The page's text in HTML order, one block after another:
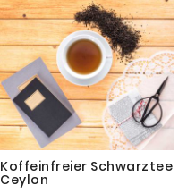
Koffeinfreier Schwarztee
Ceylon